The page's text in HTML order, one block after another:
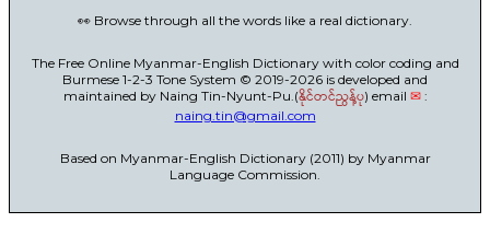
👀 Browse through all the words like a real dictionary.
The Free Online Myanmar-English Dictionary with color coding and
Burmese 1-2-3 Tone System © 2019-2026 is developed and
maintained by Naing Tin-Nyunt-Pu.(နိုင်တင်ညွန့်ပု) email ✉:
naing.tin@gmail.com
Based on Myanmar-English Dictionary (2011) by Myanmar
Language Commission.